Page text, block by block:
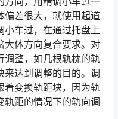
偏差很大，就使用起道
车过，在通过托盘上
大体方向复合要求。对
调整，如几根轨枕的轨
来达到调整的目的。调
着变换轨距块，因为轨
轨距的情况下的轨向调